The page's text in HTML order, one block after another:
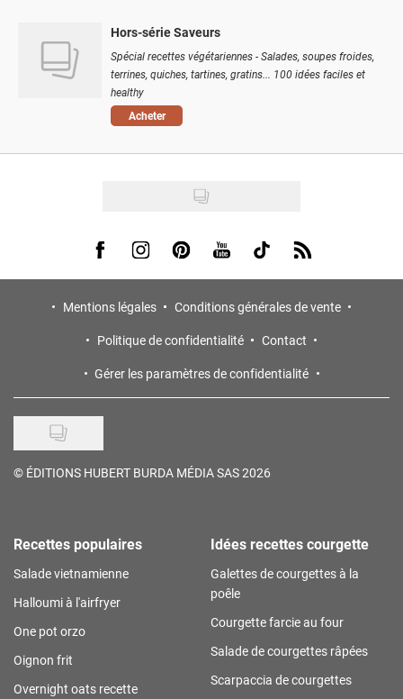
Hors-série Saveurs
Spécial recettes végétariennes - Salades, soupes froides,
terrines, quiches, tartines, gratins... 100 idées faciles et
healthy
Acheter
Visit us on Facebook
Visit us on Instagram
Visit us on Pinterest
Visit us on Youtube
Visit us on Tiktok
Visit us on Rss
Mentions légales
Conditions générales de vente
Politique de confidentialité
Contact
Gérer les paramètres de confidentialité
© ÉDITIONS HUBERT BURDA MÉDIA SAS 2026
Recettes populaires
Salade vietnamienne
Halloumi à l'airfryer
One pot orzo
Oignon frit
Overnight oats recette
Idées recettes courgette
Galettes de courgettes à la
poêle
Courgette farcie au four
Salade de courgettes râpées
Scarpaccia de courgettes